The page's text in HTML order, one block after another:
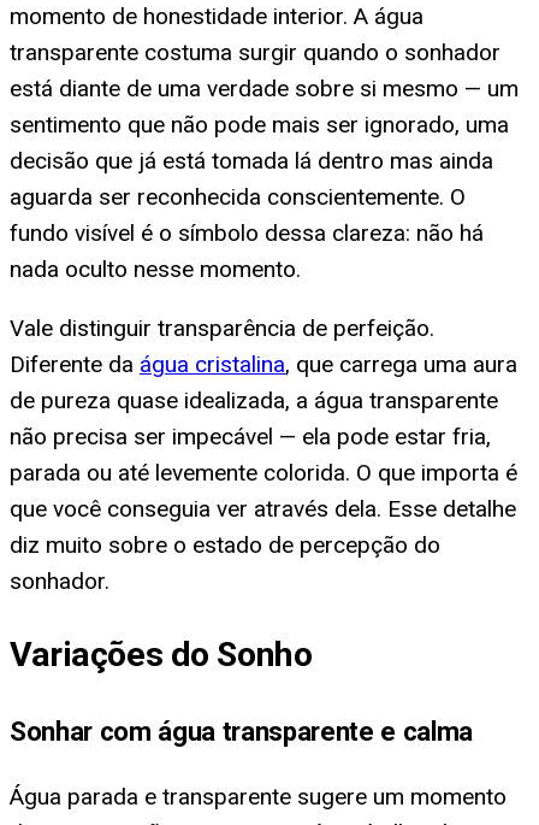
momento de honestidade interior. A água
transparente costuma surgir quando o sonhador
está diante de uma verdade sobre si mesmo — um
sentimento que não pode mais ser ignorado, uma
decisão que já está tomada lá dentro mas ainda
aguarda ser reconhecida conscientemente. O
fundo visível é o símbolo dessa clareza: não há
nada oculto nesse momento.
Vale distinguir transparência de perfeição.
Diferente da água cristalina, que carrega uma aura
de pureza quase idealizada, a água transparente
não precisa ser impecável — ela pode estar fria,
parada ou até levemente colorida. O que importa é
que você conseguia ver através dela. Esse detalhe
diz muito sobre o estado de percepção do
sonhador.
Variações do Sonho
Sonhar com água transparente e calma
Água parada e transparente sugere um momento